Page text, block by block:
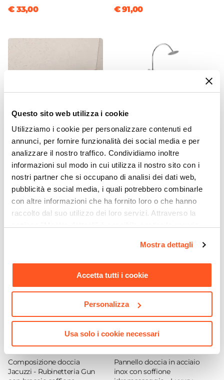
Questo sito web utilizza i cookie
Utilizziamo i cookie per personalizzare contenuti ed
annunci, per fornire funzionalità dei social media e per
analizzare il nostro traffico. Condividiamo inoltre
informazioni sul modo in cui utilizza il nostro sito con i
nostri partner che si occupano di analisi dei dati web,
pubblicità e social media, i quali potrebbero combinarle
con altre informazioni che ha fornito loro o che hanno
raccolto dal suo utilizzo dei loro servizi. Attraverso la
momento. Per maggiori informazioni si invita a leggere la
Mostra dettagli
Accetta tutti i cookie
Personalizza
Usa solo i cookie necessari
Larghezza Massima
Profondità Massima
Entrata
54 cm
Vetro temperato
Finitura Anta
Trasparente
Spessore Anta
6 mm
Materiale Profilo
Alluminio
Sgancio Rapido
Colore Maniglie O Pomelli
Cromo
Chiusura
€ 33,00 € 91,00
CNL5A
Canalina doccia 50 cm
cover in acciaio inox -
Stiletto
€ 56,00
Colonna doccia
termostatica Jacuzzi -
Rubinetteria soffione 20cm
e doccetta
€ 182,00
CODICE:GUNDC
Composizione doccia
Jacuzzi - Rubinetteria Gun
CODICE:LUXURY
Pannello doccia in acciaio
inox con soffione